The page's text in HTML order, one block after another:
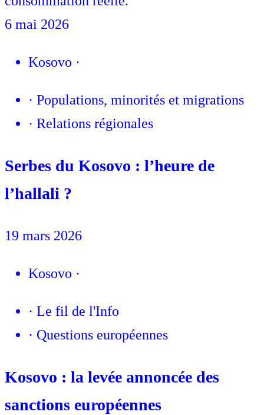
6 mai 2026
Kosovo ·
· Populations, minorités et migrations
· Relations régionales
Serbes du Kosovo : l’heure de
l’hallali ?
19 mars 2026
Kosovo ·
· Le fil de l'Info
· Questions européennes
Kosovo : la levée annoncée des
sanctions européennes